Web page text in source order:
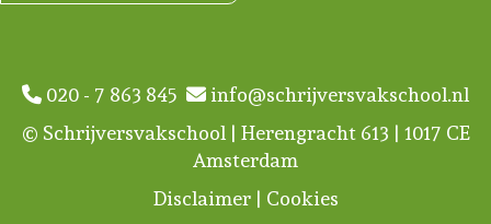
020 - 7 863 845
info@schrijversvakschool.nl
© Schrijversvakschool | Herengracht 613 | 1017 CE
Amsterdam
Disclaimer| Cookies